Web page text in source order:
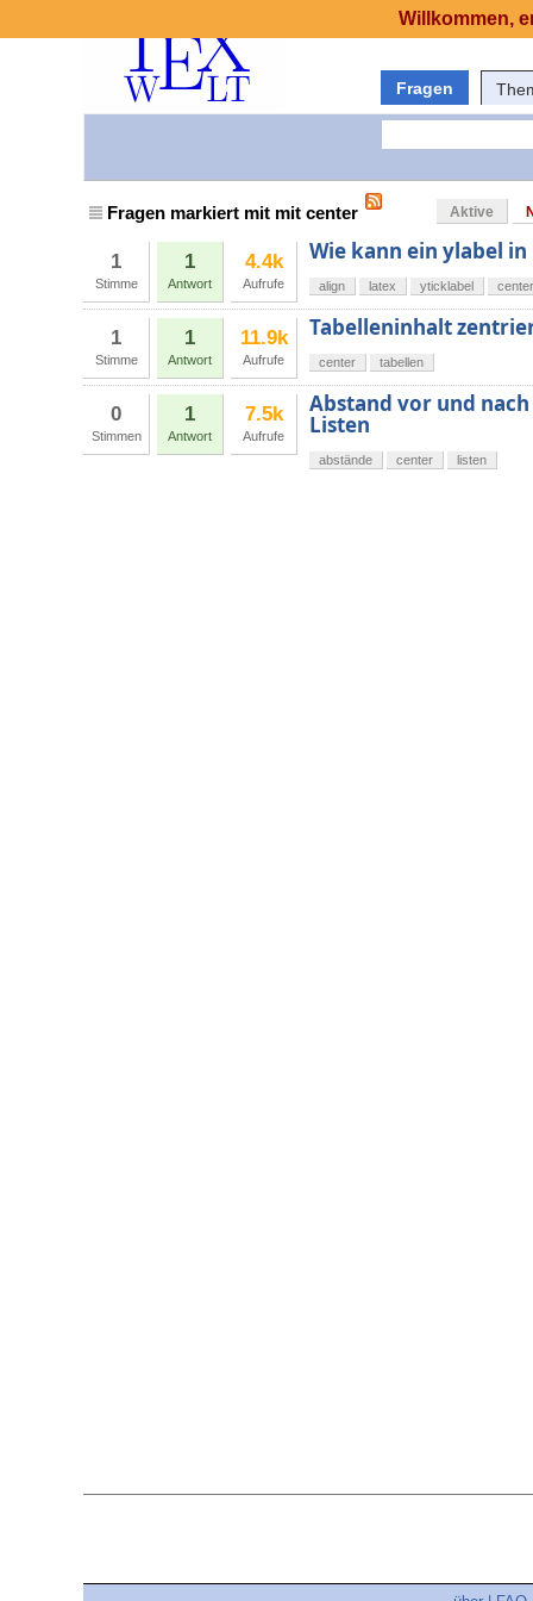
Fragen
Fragen markiert mit mit center Aktive
1
Stimme
1
Antwort
4.4k
Aufrufe
Wie kann ein ylabel
align latex yticklabel center
1
Stimme
1
Antwort
11.9k
Aufrufe
Tabelleninhalt
center tabellen
0
Stimmen
1
Antwort
7.5k
Aufrufe
Abstand vor und
Listen
abstände center listen
Willkommen,